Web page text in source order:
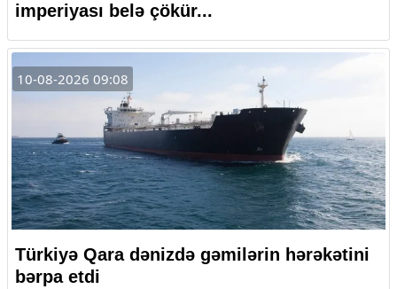
imperiyası belə çökür...
10-08-2026 09:08
Türkiyə Qara dənizdə gəmilərin hərəkətini
bərpa etdi